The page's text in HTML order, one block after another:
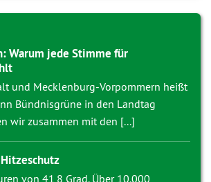
Warum jede Stimme für
und Mecklenburg-Vorpommern heißt
Bündnisgrüne in den Landtag
wir zusammen mit den [...]
von 41,8 Grad. Über 10.000